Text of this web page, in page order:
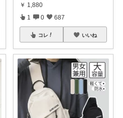
￥ 1,880
1 0 687
コレ いいね